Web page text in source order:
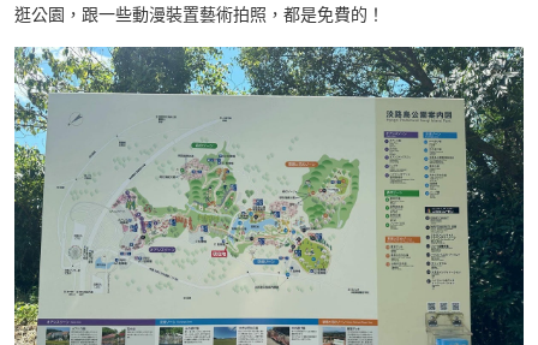
逛公園，跟一些動漫裝置藝術拍照，都是免費的！